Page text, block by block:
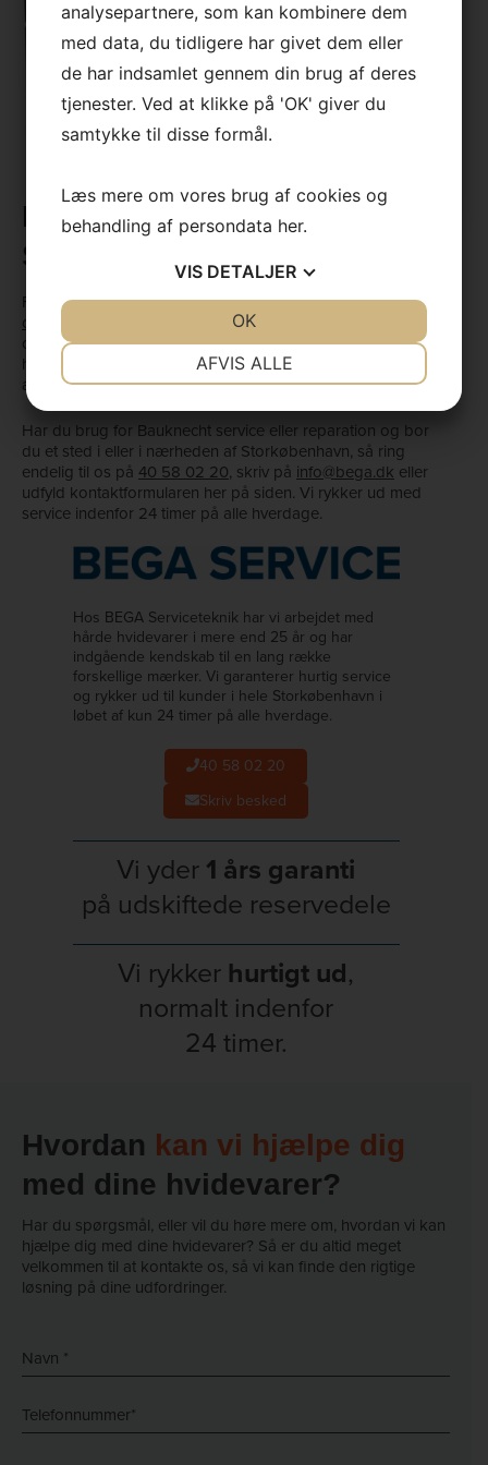
Bauknecht service i hele
Storkøbenhavn
Fordi vi ved, hvor svært det er at undvære
opvaskemaskinen
eller køleskabet, tilbyder vi lynhurtig hjælp
og kan rykke særligt hurtigt ud ved akutte problemer. I
hverdagene kan vi derfor faktisk som oftest være hos dig
allerede dagen efter, du har ringet til os.
Har du brug for Bauknecht service eller reparation og bor
du et sted i eller i nærheden af Storkøbenhavn, så ring
endelig til os på 40 58 02 20, skriv på info@bega.dk eller
udfyld kontaktformularen her på siden. Vi rykker ud med
service indenfor 24 timer på alle hverdage.
Hos BEGA Serviceteknik har vi arbejdet med
hårde hvidevarer i mere end 25 år og har
indgående kendskab til en lang række
forskellige mærker. Vi garanterer hurtig service
og rykker ud til kunder i hele Storkøbenhavn i
løbet af kun 24 timer på alle hverdage.
40 58 02 20
Skriv besked
Vi yder1 års garanti
på udskiftede reservedele
Vi rykker hurtigt ud,
normalt indenfor
24 timer.
Hvordan kan vi hjælpe dig
med dine hvidevarer?
Har du spørgsmål, eller vil du høre mere om, hvordan vi kan
hjælpe dig med dine hvidevarer? Så er du altid meget
velkommen til at kontakte os, så vi kan finde den rigtige
løsning på dine udfordringer.
Navn
*
Telefon
*
analysepartnere, som kan kombinere dem
med data, du tidligere har givet dem eller
de har indsamlet gennem din brug af deres
tjenester. Ved at klikke på 'OK' giver du
samtykke til disse formål.
Læs mere om vores brug af cookies og
behandling af persondata her.
VIS DETALJER
MARKETING STATISTIK
AFVIS ALLE
OK